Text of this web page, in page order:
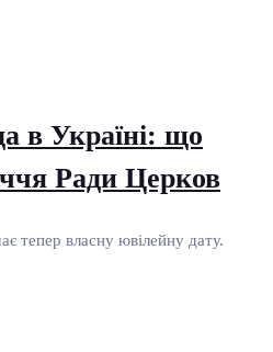
в Україні: що
Ради Церков
тепер власну ювілейну дату.